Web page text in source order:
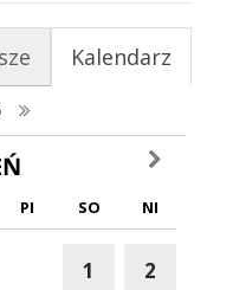
Kalendarz
rok
następny rok
następny
PI SO NI
1
2